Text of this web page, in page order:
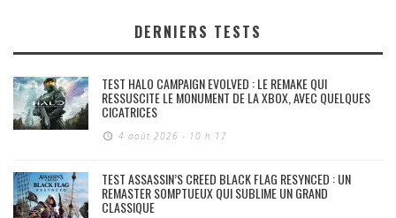
DERNIERS TESTS
TEST HALO CAMPAIGN EVOLVED : LE REMAKE QUI
RESSUSCITE LE MONUMENT DE LA XBOX, AVEC QUELQUES
CICATRICES
4 août 2026 - 10 h 17
TEST ASSASSIN’S CREED BLACK FLAG RESYNCED : UN
REMASTER SOMPTUEUX QUI SUBLIME UN GRAND
CLASSIQUE